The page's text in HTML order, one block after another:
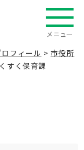
メニュー
フィール >市役所
すく保育課